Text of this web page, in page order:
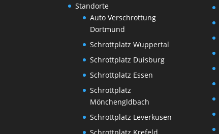
Standorte
Auto Verschrottung
Dortmund
Schrottplatz Wuppertal
Schrottplatz Duisburg
Schrottplatz Essen
Schrottplatz
Mönchengldbach
Schrottplatz Leverkusen
Schrottplatz Krefeld